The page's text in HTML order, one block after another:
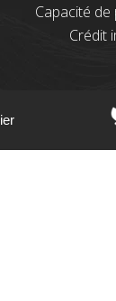
Capacité
Crédit